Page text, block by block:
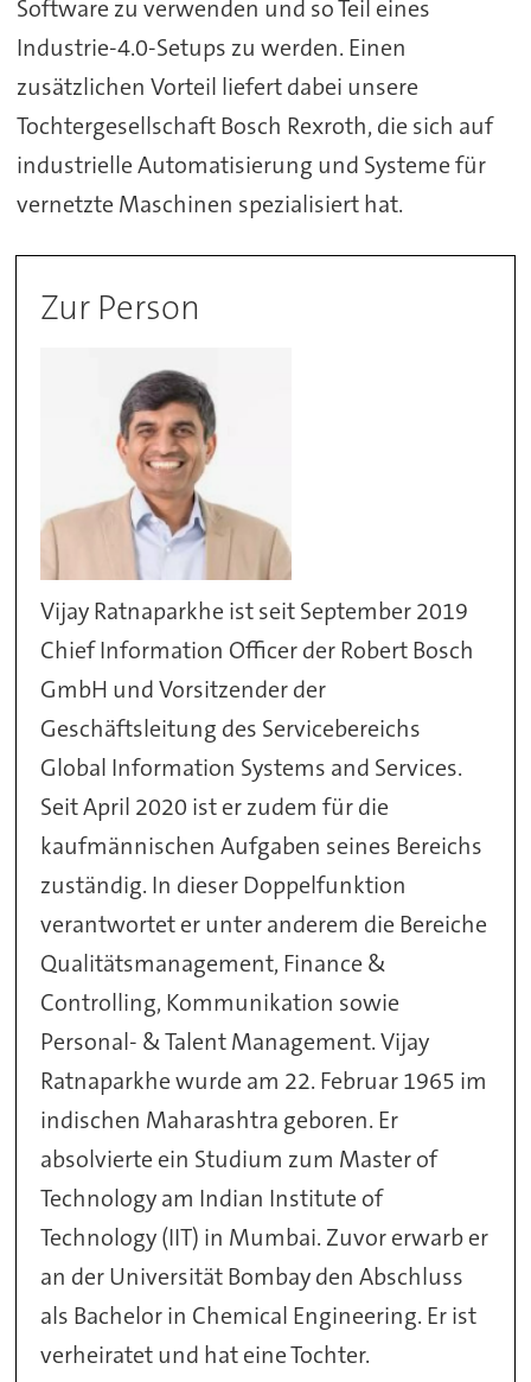
Software zu verwenden und so Teil eines
Industrie-4.0-Setups zu werden. Einen
zusätzlichen Vorteil liefert dabei unsere
Tochtergesellschaft Bosch Rexroth, die sich auf
industrielle Automatisierung und Systeme für
vernetzte Maschinen spezialisiert hat.
Zur Person
Vijay Ratnaparkhe ist seit September 2019
Chief Information Officer der Robert Bosch
GmbH und Vorsitzender der
Geschäftsleitung des Servicebereichs
Global Information Systems and Services.
Seit April 2020 ist er zudem für die
kaufmännischen Aufgaben seines Bereichs
zuständig. In dieser Doppelfunktion
verantwortet er unter anderem die Bereiche
Qualitätsmanagement, Finance &
Controlling, Kommunikation sowie
Personal- & Talent Management. Vijay
Ratnaparkhe wurde am 22. Februar 1965 im
indischen Maharashtra geboren. Er
absolvierte ein Studium zum Master of
Technology am Indian Institute of
Technology (IIT) in Mumbai. Zuvor erwarb er
an der Universität Bombay den Abschluss
als Bachelor in Chemical Engineering. Er ist
verheiratet und hat eine Tochter.